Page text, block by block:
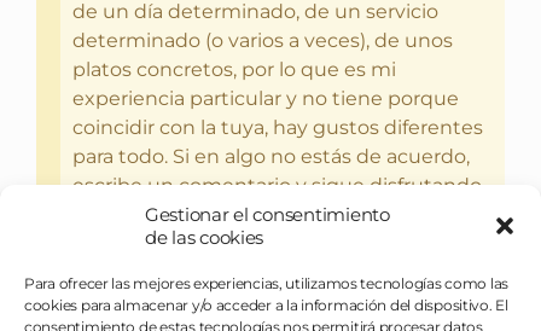
Gestionar el consentimiento
de las cookies
Para ofrecer las mejores experiencias, utilizamos tecnologías como las
cookies para almacenar y/o acceder a la información del dispositivo. El
consentimiento de estas tecnologías nos permitirá procesar datos
de un día determinado, de un servicio
determinado (o varios a veces), de unos
platos concretos, por lo que es mi
experiencia particular y no tiene porque
coincidir con la tuya, hay gustos diferentes
para todo. Si en algo no estás de acuerdo,
escribe un comentario y sigue disfrutando
del bebercio y el glotoneo.